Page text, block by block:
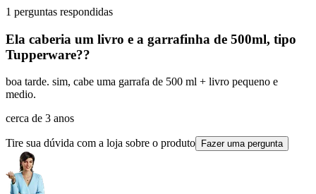
1 perguntas respondidas
Ela caberia um livro e a garrafinha de 500ml, tipo
Tupperware??
boa tarde. sim, cabe uma garrafa de 500 ml + livro pequeno e
medio.
cerca de 3 anos
Tire sua dúvida com a loja sobre o produto Fazer uma pergunta